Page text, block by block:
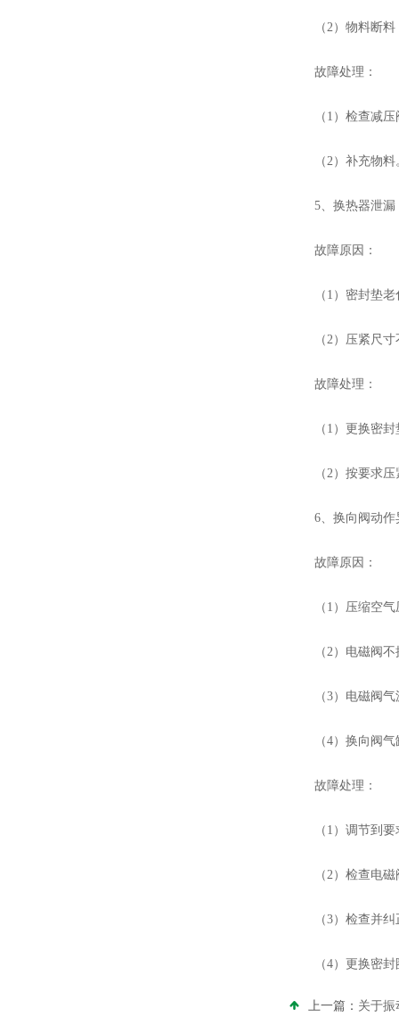
（2）物料断料
故障处理：
（1）检查减压
（2）补充物料
5、换热器泄漏
故障原因：
（1）密封垫老
（2）压紧尺寸
故障处理：
（1）更换密封
（2）按要求压
6、换向阀动作
故障原因：
（1）压缩空气
（2）电磁阀不
（3）电磁阀气
（4）换向阀气
故障处理：
（1）调节到要
（2）检查电磁
（3）检查并纠
（4）更换密封
上一篇： 关于振